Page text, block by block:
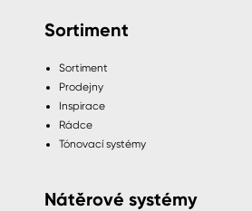
Sortiment
Sortiment
Prodejny
Inspirace
Rádce
Tónovací systémy
Nátěrové systémy